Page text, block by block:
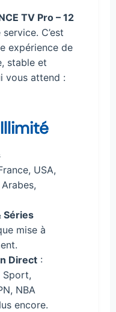
TV Pro – 12
C’est
expérience de
stable et
vous attend :
USA,
Séries
mise à
Direct :
Sport,
NBA
encore.